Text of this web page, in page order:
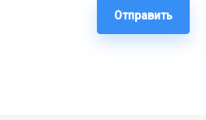
Отправить